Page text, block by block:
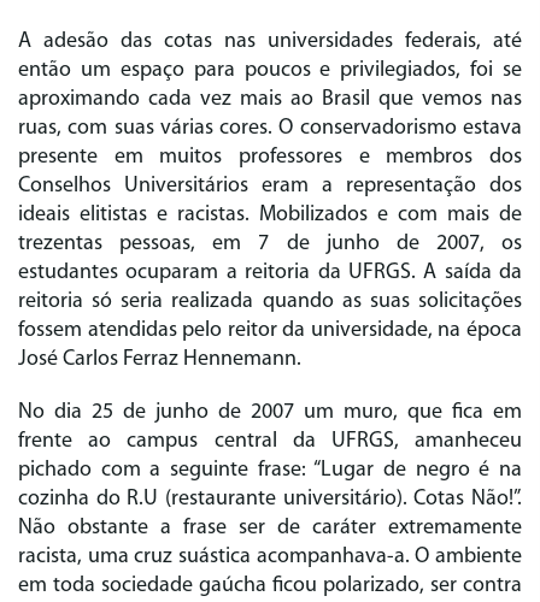
A adesão das cotas nas universidades federais, até
então um espaço para poucos e privilegiados, foi se
aproximando cada vez mais ao Brasil que vemos nas
ruas, com suas várias cores. O conservadorismo estava
presente em muitos professores e membros dos
Conselhos Universitários eram a representação dos
ideais elitistas e racistas. Mobilizados e com mais de
trezentas pessoas, em 7 de junho de 2007, os
estudantes ocuparam a reitoria da UFRGS. A saída da
reitoria só seria realizada quando as suas solicitações
fossem atendidas pelo reitor da universidade, na época
José Carlos Ferraz Hennemann.
No dia 25 de junho de 2007 um muro, que fica em
frente ao campus central da UFRGS, amanheceu
pichado com a seguinte frase: “Lugar de negro é na
cozinha do R.U (restaurante universitário). Cotas Não!”.
Não obstante a frase ser de caráter extremamente
racista, uma cruz suástica acompanhava-a. O ambiente
em toda sociedade gaúcha ficou polarizado, ser contra